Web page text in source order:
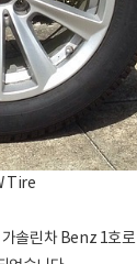
Tire
가솔린차 Benz 1호로